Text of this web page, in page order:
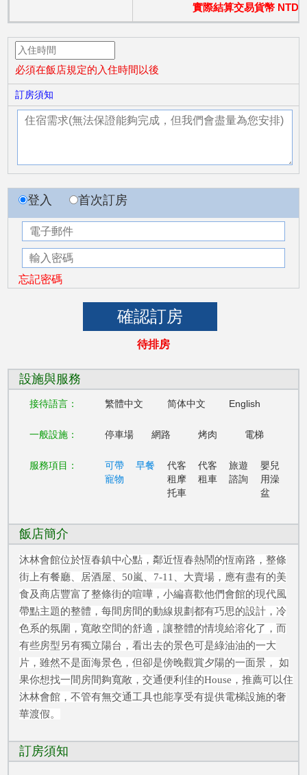
實際結算交易貨幣 NTD
必須在飯店規定的入住時間以後
訂房須知
登入 首次訂房
忘記密碼
待排房
設施與服務
接待語言： 繁體中文 简体中文 English
一般設施： 停車場 網路 烤肉 電梯
服務項目：
可帶
寵物
早餐
代客
租摩
托車
代客
租車
旅遊
諮詢
嬰兒
用澡
盆
飯店簡介
沐林會館位於恆春鎮中心點，鄰近恆春熱鬧的恆南路，整條
街上有餐廳、居酒屋、50嵐、7-11、大賣場，應有盡有的美
食及商店豐富了整條街的喧嘩，小編喜歡他們會館的現代風
帶點主題的整體，每間房間的動線規劃都有巧思的設計，冷
色系的氛圍，寬敞空間的舒適，讓整體的情境給溶化了，而
有些房型另有獨立陽台，看出去的景色可是綠油油的一大
片，雖然不是面海景色，但卻是傍晚觀賞夕陽的一面景， 如
果你想找一間房間夠寬敞，交通便利佳的House，推薦可以住
沐林會館，不管有無交通工具也能享受有提供電梯設施的奢
華渡假。
訂房須知